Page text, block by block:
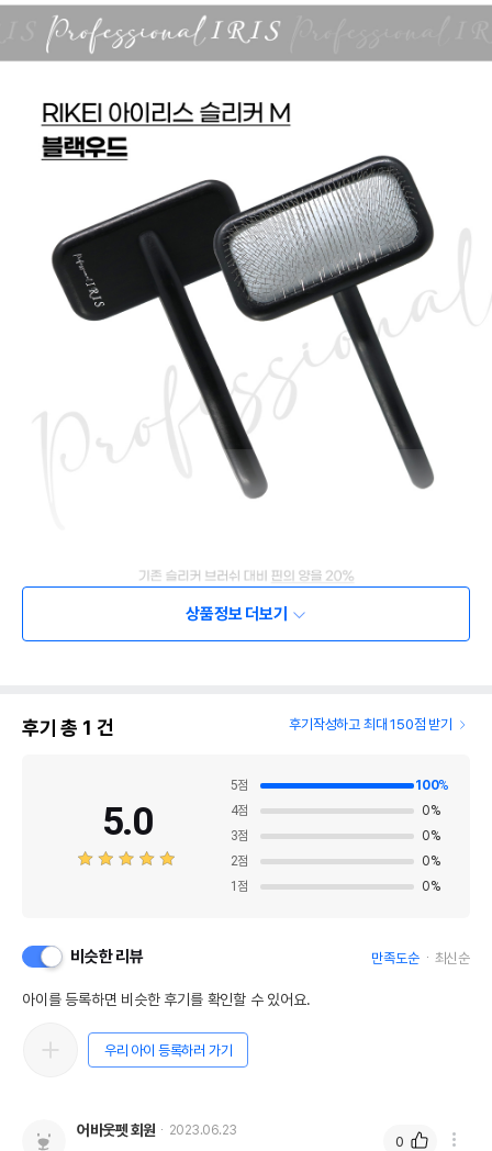
상품정보 더보기
후기 총 1 건 후기작성하고 최대 150점 받기
5.0
5점 100%
4점 0%
3점 0%
2점 0%
1 점 0%
비슷한 리뷰 만족도순 최신순
아이를 등록하면 비슷한 후기를 확인할 수 있어요.
우리 아이 등록하러 가기
어바웃펫 회원 2023.06.23
0